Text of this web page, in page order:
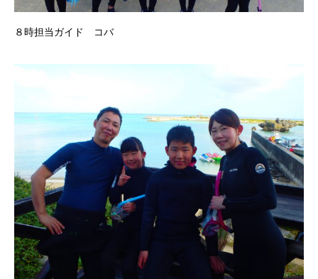
８時担当ガイド コバ